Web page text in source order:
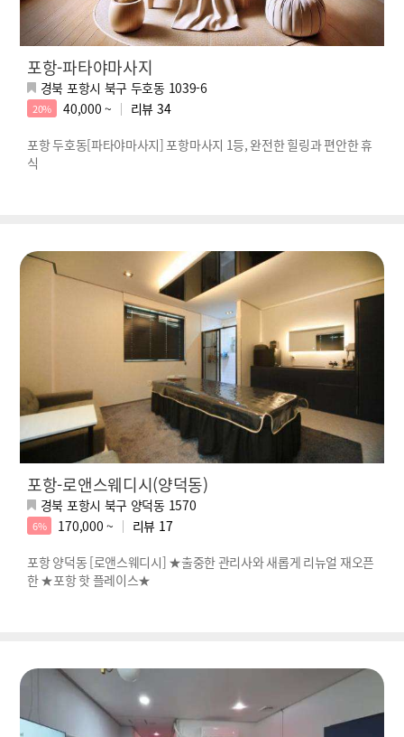
포항-파타야마사지
경북 포항시 북구 두호동 1039-6
20% 40,000 ~ 리뷰 34
포항 두호동[파타야마사지] 포항마사지 1등, 완전한 힐링과 편안한 휴
식
포항-로앤스웨디시(양덕동)
경북 포항시 북구 양덕동 1570
6% 170,000 ~ 리뷰 17
포항 양덕동 [로앤스웨디시] ★출중한 관리사와 새롭게 리뉴얼 재오픈
한 ★포항 핫 플레이스★